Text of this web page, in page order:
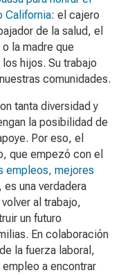
California: el cajero
de la salud, el
la madre que
hijos. Su trabajo
comunidades.
tanta diversidad y
la posibilidad de
Por eso, el
que empezó con el
empleos, mejores
una verdadera
al trabajo,
un futuro
En colaboración
la fuerza laboral,
a encontrar